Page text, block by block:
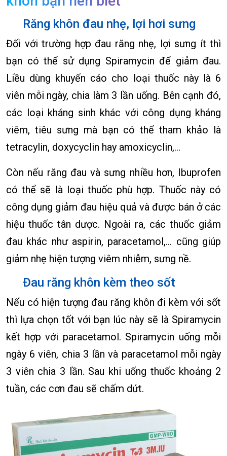
Răng khôn đau nhẹ, lợi hơi sưng
Đối với trường hợp đau răng nhẹ, lợi sưng ít thì
bạn có thể sử dụng Spiramycin để giảm đau.
Liều dùng khuyến cáo cho loại thuốc này là 6
viên mỗi ngày, chia làm 3 lần uống. Bên cạnh đó,
các loại kháng sinh khác với công dụng kháng
viêm, tiêu sưng mà bạn có thể tham khảo là
tetracylin, doxycyclin hay amoxicyclin,…
Còn nếu răng đau và sưng nhiều hơn, Ibuprofen
có thể sẽ là loại thuốc phù hợp. Thuốc này có
công dụng giảm đau hiệu quả và được bán ở các
hiệu thuốc tân dược. Ngoài ra, các thuốc giảm
đau khác như aspirin, paracetamol,… cũng giúp
giảm nhẹ hiện tượng viêm nhiễm, sưng nề.
Đau răng khôn kèm theo sốt
Nếu có hiện tượng đau răng khôn đi kèm với sốt
thì lựa chọn tốt với bạn lúc này sẽ là Spiramycin
kết hợp với paracetamol. Spiramycin uống mỗi
ngày 6 viên, chia 3 lần và paracetamol mỗi ngày
3 viên chia 3 lần. Sau khi uống thuốc khoảng 2
tuần, các cơn đau sẽ chấm dứt.